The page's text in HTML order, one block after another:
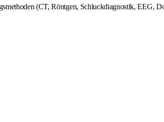
(CT, Röntgen, Schluckdiagnostik, EEG,